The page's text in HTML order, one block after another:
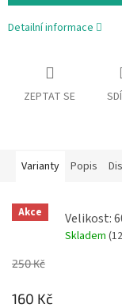
Detailní informace
ZEPTAT SE
Varianty Popis
Akce Velikost:
Skladem
250 Kč
160 Kč